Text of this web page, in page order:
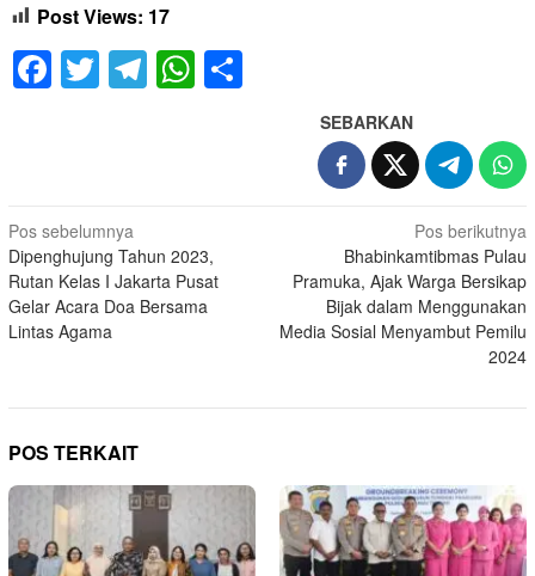
Post Views: 17
Facebook
TwitterTelegram
WhatsApp
SEBARKAN
Navigasi
pos
Pos sebelumnya
Dipenghujung Tahun 2023,
Rutan Kelas I Jakarta Pusat
Gelar Acara Doa Bersama
Lintas Agama
Pos berikutnya
Bhabinkamtibmas Pulau
Pramuka, Ajak Warga Bersikap
Bijak dalam Menggunakan
Media Sosial Menyambut Pemilu
2024
POS TERKAIT